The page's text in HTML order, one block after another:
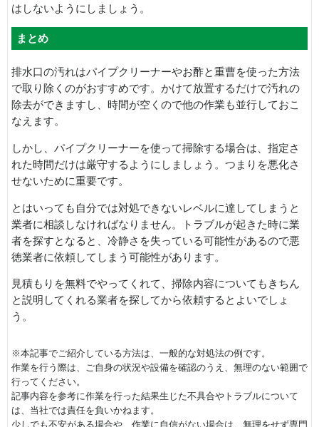
はしないようにしましょう。
まとめ
排水口の汚れはパイプクリーナーやお酢と重曹を使った方法
で取り除くのがおすすめです。かけて放置するだけで汚れの
除去ができますし、時間が空くので他の作業も並行しておこ
なえます。
しかし、パイプクリーナーを使って掃除する場合は、指定さ
れた時間だけは厳守するようにしましょう。つまりを悪化さ
せないために重要です。
とはいっても自分では対処できないレベルに達してしまうと
業者に相談しなければなりません。トラブルが起きた時に業
者を探すとなると、冷静さを失っている可能性があるので悪
徳業者に依頼してしまう可能性があります。
見積もりを無料でやってくれて、掃除内容についてもきちん
と説明してくれる業者を探してから依頼するとよいでしょ
う。
※本記事でご紹介している方法は、一般的な対処法の例です。
作業を行う際は、ご自身の状況や設備を確認のうえ、無理のない範囲で
行ってください。
記事内容を参考に作業を行った結果生じた不具合やトラブルについて
は、当社では責任を負いかねます。
少しでも不安がある場合や、作業に自信がない場合は、無理をせず専門